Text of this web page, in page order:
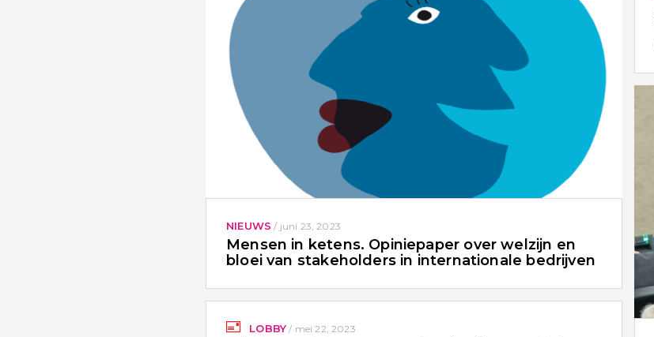
NIEUWS / juni 23, 2023
Mensen in ketens. Opiniepaper over welzijn en
bloei van stakeholders in internationale bedrijven
LOBBY / mei 22, 2023